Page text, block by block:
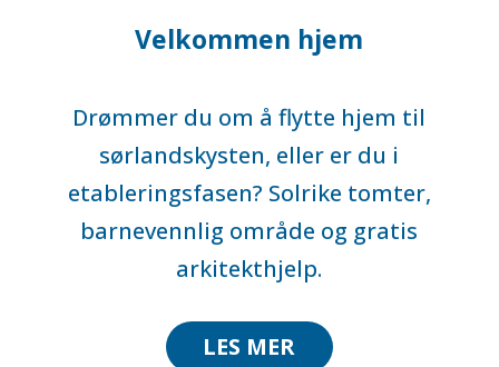
Velkommen hjem
Drømmer du om å flytte hjem til
sørlandskysten, eller er du i
etableringsfasen? Solrike tomter,
barnevennlig område og gratis
arkitekthjelp.
LES MER